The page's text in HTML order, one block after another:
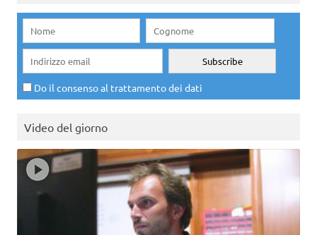
Do il consenso al trattamento dei dati
Video del giorno